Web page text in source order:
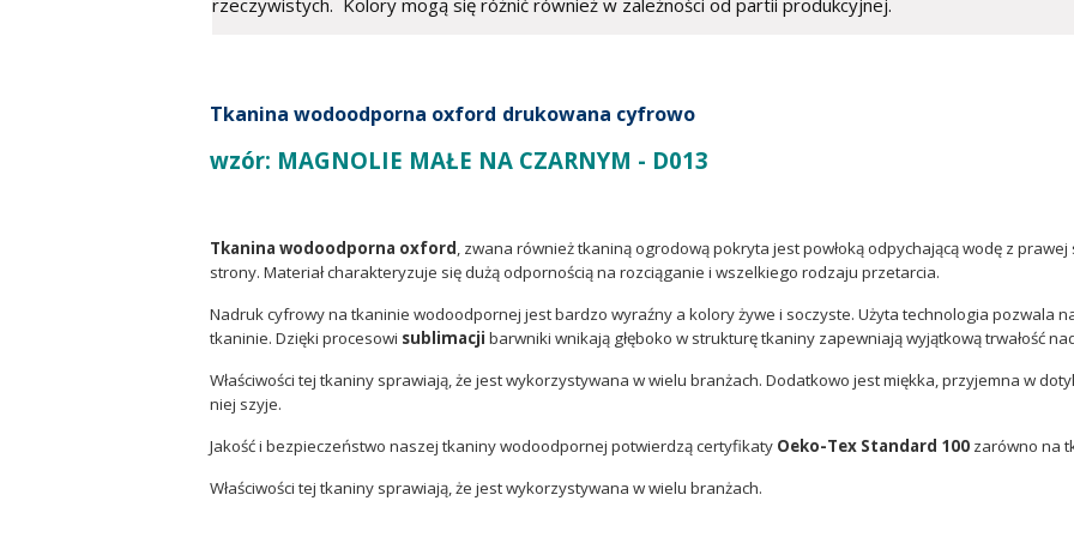
Tkanina wodoodporna oxford drukowana cyfrowo
wzór: MAGNOLIE MAŁE NA CZARNYM - D013
Tkanina wodoodporna oxford, zwana również tkaniną ogrodową pokryta jest powłoką odpychającą wodę z
strony. Materiał charakteryzuje się dużą odpornością na rozciąganie i wszelkiego rodzaju przetarcia.
Nadruk cyfrowy na tkaninie wodoodpornej jest bardzo wyraźny a kolory żywe i soczyste. Użyta technologia pozwala
tkaninie. Dzięki procesowi sublimacji barwniki wnikają głęboko w strukturę tkaniny zapewniają wyjątkową trwałość
Właściwości tej tkaniny sprawiają, że jest wykorzystywana w wielu branżach. Dodatkowo jest miękka, przyjemna w
niej szyje.
Jakość i bezpieczeństwo naszej tkaniny wodoodpornej potwierdzą certyfikaty Oeko-Tex Standard 100zarówno na
Właściwości tej tkaniny sprawiają, że jest wykorzystywana w wielu branżach.